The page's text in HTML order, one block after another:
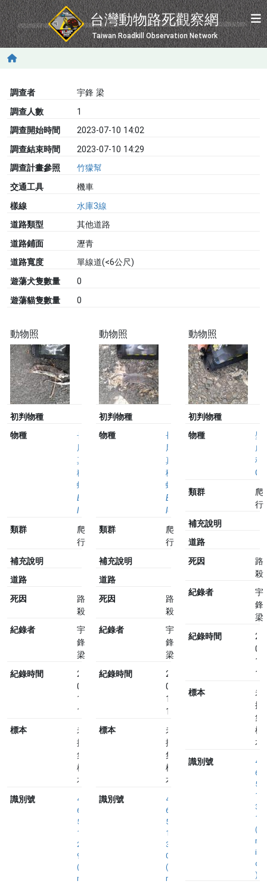
移至主內容
台灣動物路死觀察網
Taiwan Roadkill Observation Network
調查者
宇鋒 梁
調查人數
1
調查開始時間
2023-07-10 14:02
調查結束時間
2023-07-10 14:29
調查計畫參照
竹獴幫
交通工具
機車
樣線
水庫3線
道路類型
其他道路
道路鋪面
瀝青
道路寬度
單線道(<6公尺)
遊蕩犬隻數量
0
遊蕩貓隻數量
0
動物照
初判物種
物種
長
尾
真
稜
蜥
Eutropis
longicaudata
類群
爬
行
補充說明
道路
死因
路
殺
紀錄者
宇
鋒
梁
紀錄時間
2023-
07-
10
14:03
標本
未
採
集
標
本
識別號
4
6
5
1
2
9
(
n
動物照
初判物種
物種
長
尾
真
稜
蜥
Eutropis
longicaudata
類群
爬
行
補充說明
道路
死因
路
殺
紀錄者
宇
鋒
梁
紀錄時間
2023-
07-
10
14:04
標本
未
採
集
標
本
識別號
4
6
5
1
3
0
(
n
動物照
初判物種
物種
壁
虎
科
類群
爬
行
補充說明
道路
死因
路
殺
紀錄者
宇
鋒
梁
紀錄時間
07-
10
標本
未
採
集
標
本
識別號
4
6
5
1
3
1
(
n
i
d
)